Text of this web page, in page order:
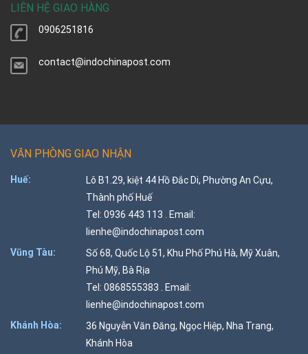
LIÊN HỆ GIAO HÀNG
0906251816
contact@indochinapost.com
VĂN PHÒNG GIAO NHẬN
Huế:
Lô B1.29, kiệt 44 Hồ Đắc Di, Phường An Cựu,
Thành phố Huế
Tel: 0936 443 113 . Email:
lienhe@indochinapost.com
Vũng Tàu:
Số 68, Quốc Lộ 51, Khu Phố Phú Hà, Mỹ Xuân,
Phú Mỹ, Bà Rịa
Tel: 0868555383 . Email:
lienhe@indochinapost.com
Khánh Hòa:
36 Nguyễn Văn Đăng, Ngọc Hiệp, Nha Trang,
Khánh Hòa